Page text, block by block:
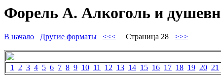
Форель А. Алкоголь и
В начало Другие форматы <<< Страница 28 >>>
1 2 3 4 5 6 7 8 9 10 11 12 13 14 15 16 17 18 19 20 21